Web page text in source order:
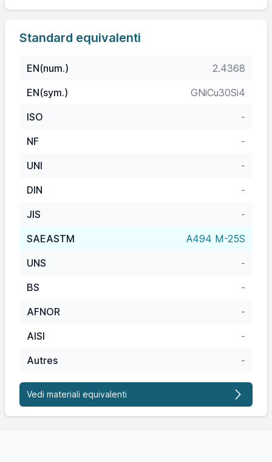
Standard equivalenti
EN(num.)
2.4368
EN(sym.)
GNiCu30Si4
ISO
-
NF
-
UNI
-
DIN
-
JIS
-
SAEASTM
A494 M-25S
UNS
-
BS
-
AFNOR
-
AISI
-
Autres
-
Vedi materiali equivalenti